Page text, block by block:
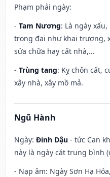
Phạm phải ngày:
- Tam Nương: Là ngày
trọng đại như khai trương,
sửa chữa hay cất nhà,...
- Trùng tang: Kỵ chôn cất,
xây nhà, xây mồ mả.
Ngũ Hành
Ngày: Đinh Dậu - tức Can
này là ngày cát trung bình
- Nạp âm: Ngày Sơn Hạ